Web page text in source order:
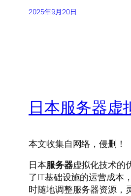
2025年9月20日
日本服务器
本文收集自网络，侵删！
日本服务器虚拟化技术的
了IT基础设施的运营成本
时随地调整服务器资源，